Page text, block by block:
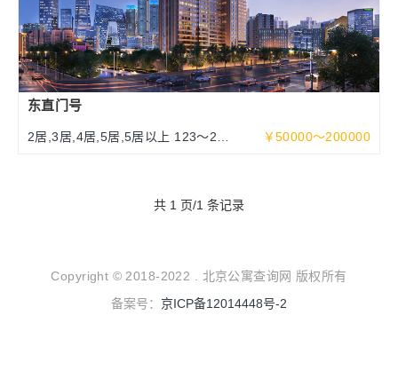
东直门号
2居,3居,4居,5居,5居以上 123～252
￥50000～200000
共 1 页/1 条记录
Copyright © 2018-2022 . 北京公寓查询网 版权所有
备案号： 京ICP备12014448号-2